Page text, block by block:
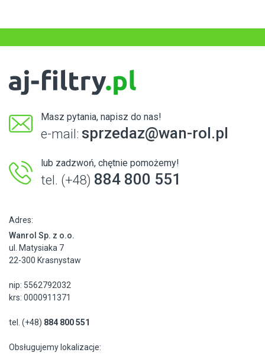
Masz pytania, napisz do nas!
e-mail: sprzedaz@wan-rol.pl
lub zadzwoń, chętnie pomożemy!
tel. (+48) 884 800 551
Adres:
Wanrol Sp. z o.o.
ul. Matysiaka 7
22-300 Krasnystaw
nip: 5562792032
krs: 0000911371
tel. (+48) 884 800 551
Obsługujemy lokalizacje: